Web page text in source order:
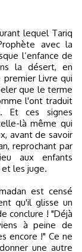
avec la
l’enfance de
la désert, en
premier Livre qui
que le terme
l'ont traduit
Et ces signes
là même qui
avant de savoir
reprochant par
aux enfants
les juge.
est censé
qu'il glisse un
conclure ! "Déjà
à peine de
encore !" Ce ne
une autre